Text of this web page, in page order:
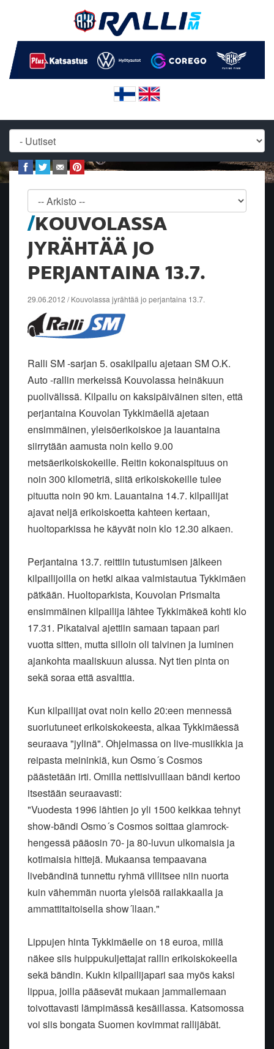
KOUVOLASSA
JYRÄHTÄÄ JO
PERJANTAINA 13.7.
29.06.2012 / Kouvolassa jyrähtää jo perjantaina 13.7.
Ralli SM -sarjan 5. osakilpailu ajetaan SM O.K.
Auto -rallin merkeissä Kouvolassa heinäkuun
puolivälissä. Kilpailu on kaksipäiväinen siten, että
perjantaina Kouvolan Tykkimäellä ajetaan
ensimmäinen, yleisöerikoiskoe ja lauantaina
siirrytään aamusta noin kello 9.00
metsäerikoiskokeille. Reitin kokonaispituus on
noin 300 kilometriä, siitä erikoiskokeille tulee
pituutta noin 90 km. Lauantaina 14.7. kilpailijat
ajavat neljä erikoiskoetta kahteen kertaan,
huoltoparkissa he käyvät noin klo 12.30 alkaen.
Perjantaina 13.7. reittiin tutustumisen jälkeen
kilpailijoilla on hetki aikaa valmistautua Tykkimäen
pätkään. Huoltoparkista, Kouvolan Prismalta
ensimmäinen kilpailija lähtee Tykkimäkeä kohti klo
17.31. Pikataival ajettiin samaan tapaan pari
vuotta sitten, mutta silloin oli talvinen ja luminen
ajankohta maaliskuun alussa. Nyt tien pinta on
sekä soraa että asvalttia.
Kun kilpailijat ovat noin kello 20:een mennessä
suoriutuneet erikoiskokeesta, alkaa Tykkimäessä
seuraava "jylinä". Ohjelmassa on live-musiikkia ja
reipasta meininkiä, kun Osmo´s Cosmos
päästetään irti. Omilla nettisivuillaan bändi kertoo
itsestään seuraavasti:
"Vuodesta 1996 lähtien jo yli 1500 keikkaa tehnyt
show-bändi Osmo´s Cosmos soittaa glamrock-
hengessä pääosin 70- ja 80-luvun ulkomaisia ja
kotimaisia hittejä. Mukaansa tempaavana
livebändinä tunnettu ryhmä villitsee niin nuorta
kuin vähemmän nuorta yleisöä railakkaalla ja
ammattitaitoisella show´llaan."
Lippujen hinta Tykkimäelle on 18 euroa, millä
näkee siis huippukuljettajat rallin erikoiskokeella
sekä bändin. Kukin kilpailijapari saa myös kaksi
lippua, joilla pääsevät mukaan jammailemaan
toivottavasti lämpimässä kesäillassa. Katsomossa
voi siis bongata Suomen kovimmat rallijäbät.